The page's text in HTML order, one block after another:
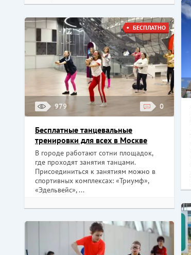
979 0
БЕСПЛАТНО
Бесплатные танцевальные
тренировки для всех в Москве
В городе работают сотни площадок,
где проходят занятия танцами.
Присоединиться к занятиям можно в
спортивных комплексах: «Триумф»,
«Эдельвейс», ...